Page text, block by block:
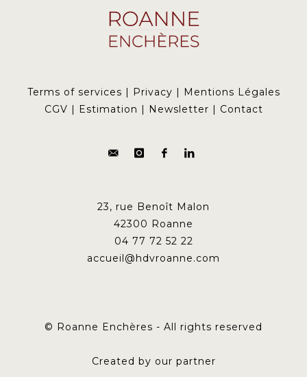
Terms of services Privacy
Mentions Légales
CGV
Estimation Newsletter Contact
23, rue Benoît Malon
42300 Roanne
04 77 72 52 22
accueil@hdvroanne.com
© Roanne Enchères - All rights reserved
Created by our partner